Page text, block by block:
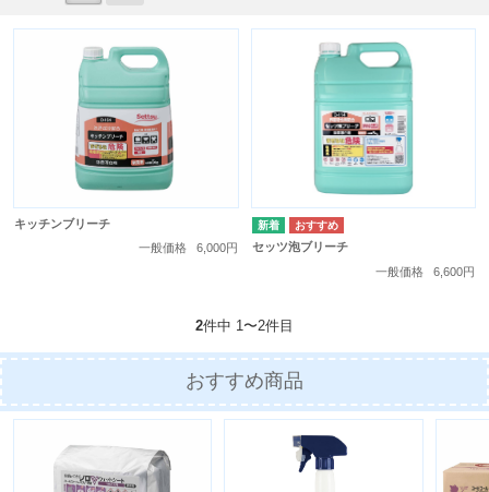
キッチンブリーチ
一般価格
6,000円
セッツ泡ブリーチ
一般価格
6,600円
2件中 1〜2件目
おすすめ商品